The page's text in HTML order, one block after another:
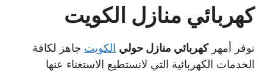
كهربائي منازل الكويت
نوفر أمهركهربائي منازل حولي الكويت جاهز لكافة
الخدمات الكهربائية التي لانستطيع الاستغناء عنها